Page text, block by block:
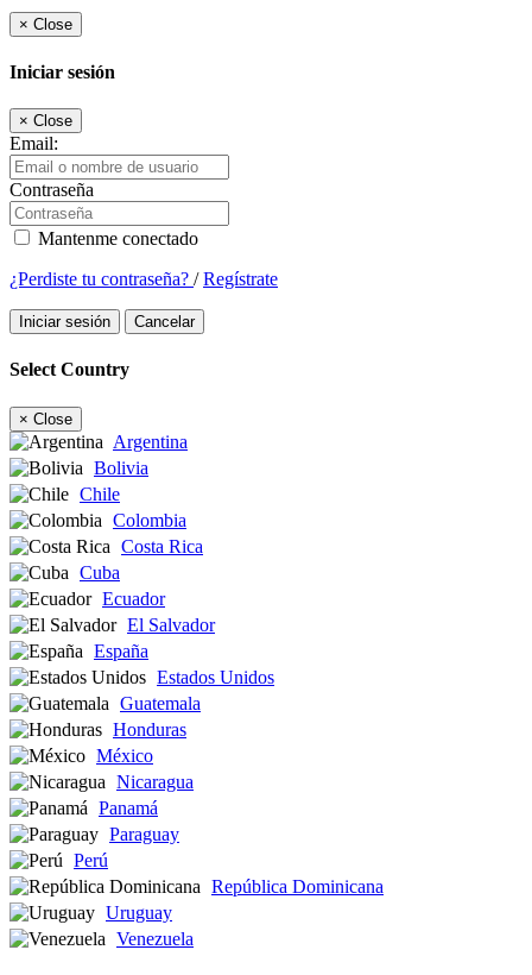
× Close
Iniciar sesión
× Close
Email:
Contraseña
Mantenme conectado
¿Perdiste tu contraseña? /Regístrate
Iniciar sesión Cancelar
Select Country
× Close
Argentina
Bolivia
Chile
Colombia
Costa Rica
Cuba
Ecuador
El Salvador
España
Estados Unidos
Guatemala
Honduras
México
Nicaragua
Panamá
Paraguay
Perú
República Dominicana
Uruguay
Venezuela